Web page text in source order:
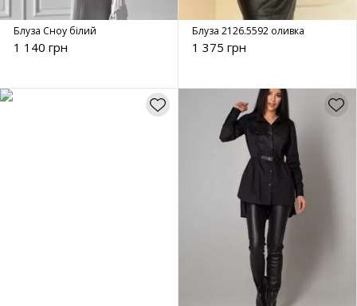
Блуза Сноу білий
1 140 грн
Блуза 2126.5592 оливка
1 375 грн